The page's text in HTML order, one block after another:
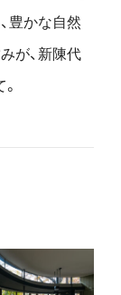
豊かな自然
が、新陳代